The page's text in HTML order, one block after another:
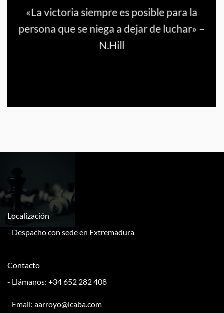
«La victoria siempre es posible para la
persona que se niega a dejar de luchar» –
N.Hill
Localización
- Despacho con sede en Extremadura
Contacto
- Llámanos: +34 652 282 408
- Email: aarroyo@icaba.com